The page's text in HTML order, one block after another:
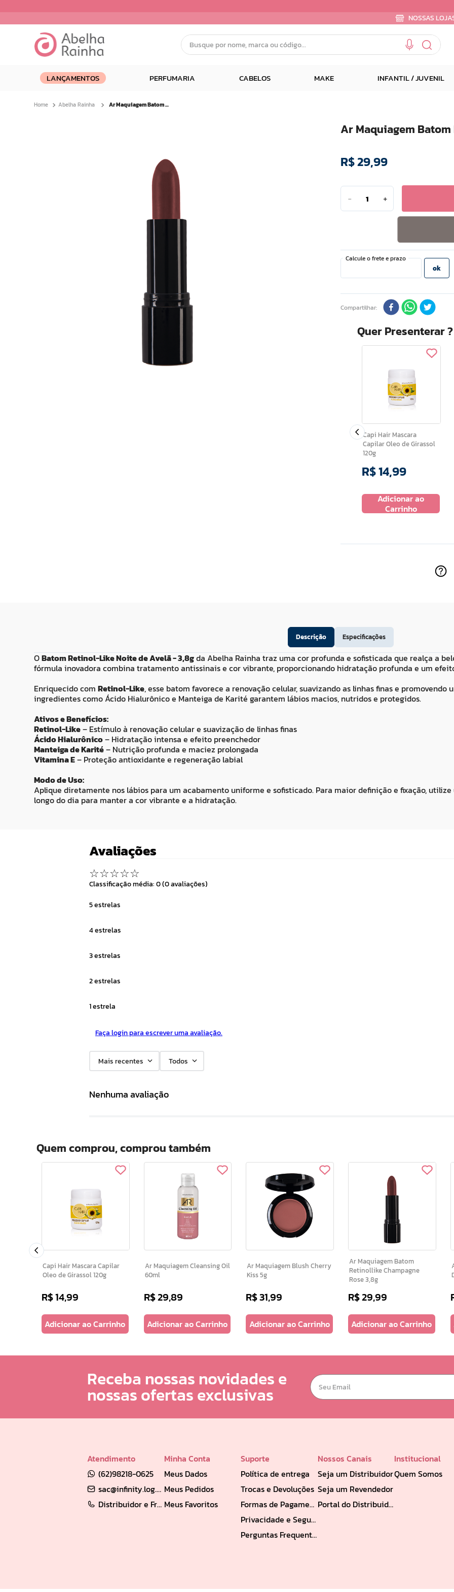
NOSSAS
Busque por nome, marca ou código...
LANÇAMENTOS PERFUMARIA CABELOS MAKE INFANTIL / JUVENIL
Abelha Rainha Ar Maquiagem Batom Retinollike Noite de Avela 3,8g
Ar Maquiagem
R$29,99
＋
－
Compartilhar
Quer Presenterar
Capi Hair Mascara
Capilar Oleo de Girassol
120g
R$14,99
Adicionar ao
Carrinho
Descrição Especificações
OBatom Retinol-Like Noite de Avelã - 3,8gda Abelha Rainha traz uma cor profunda e sofisticada que realça a
fórmula inovadora combina tratamento antissinais e cor vibrante, proporcionando hidratação profunda e um
Enriquecido com Retinol-Like, esse batom favorece a renovação celular, suavizando as linhas finas e
ingredientes como Ácido Hialurônico e Manteiga de Karité garantem lábios macios, nutridos e protegidos.
Ativos e Benefícios:
Retinol-Like– Estímulo à renovação celular e suavização de linhas finas
Ácido Hialurônico– Hidratação intensa e efeito preenchedor
Manteiga de Karité– Nutrição profunda e maciez prolongada
Vitamina E– Proteção antioxidante e regeneração labial
Modo de Uso:
Aplique diretamente nos lábios para um acabamento uniforme e sofisticado. Para maior definição e fixação,
longo do dia para manter a cor vibrante e a hidratação.
Avaliações
☆☆☆☆☆
Classificação média: 0(0 avaliações)
5 estrelas
4 estrelas
3 estrelas
2 estrelas
1 estrela
Faça login para escrever uma avaliação.
Mais recentes Todos
Nenhuma avaliação
Quem comprou, comprou também
Capi Hair Mascara Capilar
Oleo de Girassol 120g
R$14,99
Adicionar ao Carrinho
Ar Maquiagem Cleansing Oil
60ml
R$29,89
Adicionar ao Carrinho
Ar Maquiagem Blush Cherry
Kiss 5g
R$31,99
Adicionar ao Carrinho
Ar Maquiagem Batom
Retinollike Champagne
Rose 3,8g
R$29,99
Adicionar ao Carrinho
Receba nossas novidades e
nossas ofertas exclusivas
Atendimento
(62)98218-0625
sac@infinity.log.br
Distribuidor e Franqueado: (62) 98189-0213
Minha Conta
Meus Dados
Meus Pedidos
Meus Favoritos
Suporte
Política de entrega
Trocas e Devoluções
Formas de Pagamento
Privacidade e Segurança
Perguntas Frequentes
Nossos Canais
Seja um Distribuidor
Seja um Revendedor
Portal do Distribuidor
Institucional
Quem Somos
dermopes
3º
facial
camiseta
doce infancia